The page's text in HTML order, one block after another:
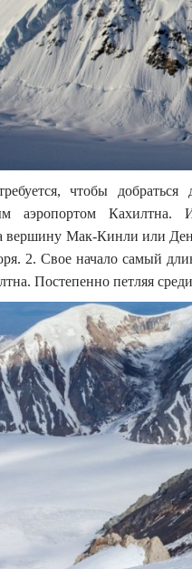
чтобы
аэропортом Кахилтна.
вершину Мак-Кинли или
2. Свое начало самый
Постепенно петляя